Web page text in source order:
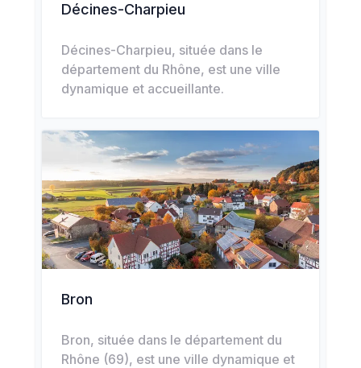
Décines-Charpieu
Décines-Charpieu, située dans le
département du Rhône, est une ville
dynamique et accueillante.
Bron
Bron, située dans le département du
Rhône (69), est une ville dynamique et